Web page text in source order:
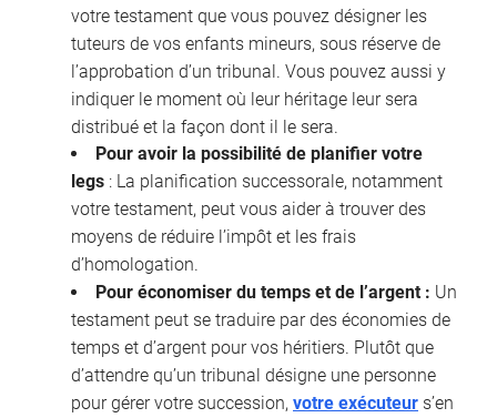
votre testament que vous pouvez désigner les
tuteurs de vos enfants mineurs, sous réserve de
l’approbation d’un tribunal. Vous pouvez aussi y
indiquer le moment où leur héritage leur sera
distribué et la façon dont il le sera.
Pour avoir la possibilité de planifier votre
legs : La planification successorale, notamment
votre testament, peut vous aider à trouver des
moyens de réduire l’impôt et les frais
d’homologation.
Pour économiser du temps et de l’argent : Un
testament peut se traduire par des économies de
temps et d’argent pour vos héritiers. Plutôt que
d’attendre qu’un tribunal désigne une personne
pour gérer votre succession, votre exécuteur s’en